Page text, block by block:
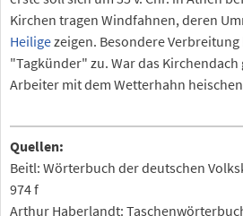
Kirchen tragen Windfahnen, deren
Heiligezeigen. Besondere Verbreitung
"Tagkünder" zu. War das
Arbeiter mit dem Wetterhahn
Quellen:
Beitl: Wörterbuch der deutschen
974 f
Arthur Haberlandt: